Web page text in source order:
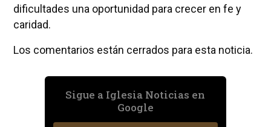
dificultades una oportunidad para crecer en fe y
caridad.
Los comentarios están cerrados para esta noticia.
Sigue a Iglesia Noticias en
Google